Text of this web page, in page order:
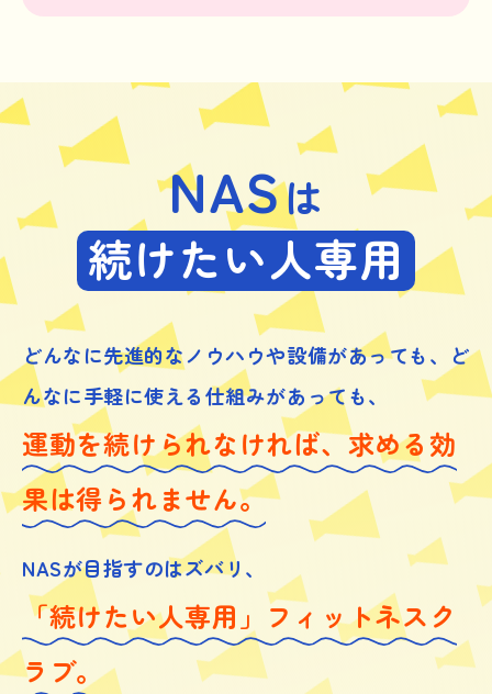
NASは
続けたい人専用
どんなに先進的なノウハウや設備があっても、
ど
んなに手軽に使える仕組みがあっても、
運動を続けられなければ、求める効
果は得られません。
NASが目指すのはズバリ、
「続けたい人専用」フィットネスク
ラブ。